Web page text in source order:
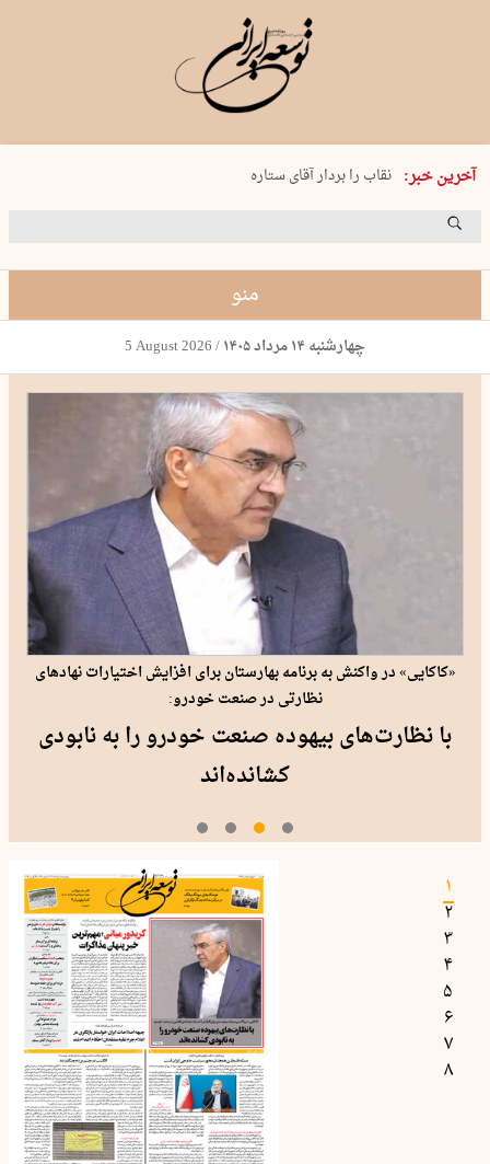
آخرین خبر:
پنجشنبه 15 مرداد 1405 شماره 2243
نقاب را بردار آقای ستاره
برگزاری کنسرت علیرضا قربانی در …
منو
چهارشنبه ۱۴ مرداد ۱۴۰۵ /
5 August 2026
«کاکایی» در واکنش به برنامه بهارستان برای افزایش اختیارات نهادهای
نظارتی در صنعت خودرو:
با نظارت‌های بیهوده صنعت خودرو را به نابودی
کشانده‌اند
۱
۲
۳
۴
۵
۶
۷
۸